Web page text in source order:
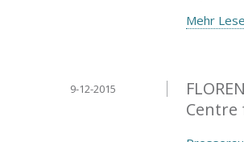
Mehr
Centre
9-12-2015